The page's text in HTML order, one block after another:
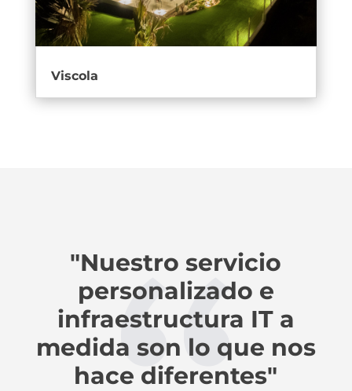
Viscola
"Nuestro servicio
personalizado e
infraestructura IT a
medida son lo que nos
hace diferentes"